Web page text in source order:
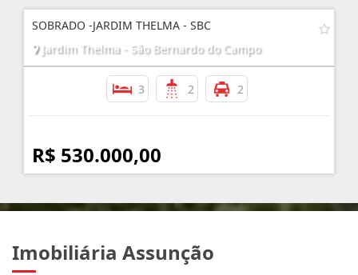
SOBRADO -JARDIM THELMA - SBC
Jardim Thelma - São Bernardo do Campo
3 2 2
R$ 530.000,00
Imobiliária Assunção